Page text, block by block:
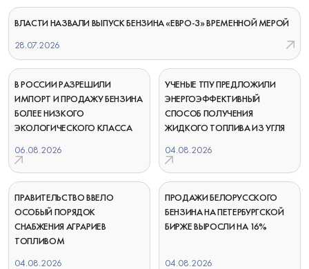
В РОССИИ РАЗРЕШИЛИ
ИМПОРТ И ПРОДАЖУ БЕНЗИНА
БОЛЕЕ НИЗКОГО
ЭКОЛОГИЧЕСКОГО КЛАССА
06.08.2026
УЧЕНЫЕ ТПУ ПРЕДЛОЖИЛИ
ЭНЕРГОЭФФЕКТИВНЫЙ
СПОСОБ ПОЛУЧЕНИЯ
ЖИДКОГО ТОПЛИВА ИЗ УГЛЯ
04.08.2026
ПРАВИТЕЛЬСТВО ВВЕЛО
ОСОБЫЙ ПОРЯДОК
СНАБЖЕНИЯ АГРАРИЕВ
ТОПЛИВОМ
04.08.2026
ПРОДАЖИ БЕЛОРУССКОГО
БЕНЗИНА НА ПЕТЕРБУРГСКОЙ
БИРЖЕ ВЫРОСЛИ НА 16%
04.08.2026
ВЛАСТИ НАЗВАЛИ ВЫПУСК БЕНЗИНА «ЕВРО-3» ВРЕМЕННОЙ МЕРОЙ
28.07.2026